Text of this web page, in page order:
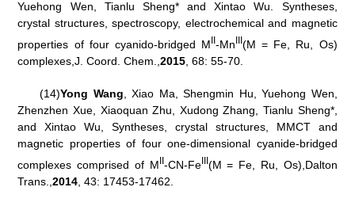
Yuehong Wen, Tianlu Sheng* and Xintao Wu. Syntheses,
crystal structures, spectroscopy, electrochemical and magnetic
properties of four cyanido-bridged M -Mn
(M = Fe, Ru, Os)
complexes,J. Coord. Chem. ,2015 , 68: 55-70.
(14)Yong Wang , Xiao Ma, Shengmin Hu, Yuehong Wen,
Zhenzhen Xue, Xiaoquan Zhu, Xudong Zhang, Tianlu Sheng*,
and Xintao Wu, Syntheses, crystal structures, MMCT and
magnetic properties of four one-dimensional cyanide-bridged
complexes comprised of MII-CN-FeIII(M = Fe, Ru, Os), Dalton
Trans. ,2014 , 43: 17453-17462.